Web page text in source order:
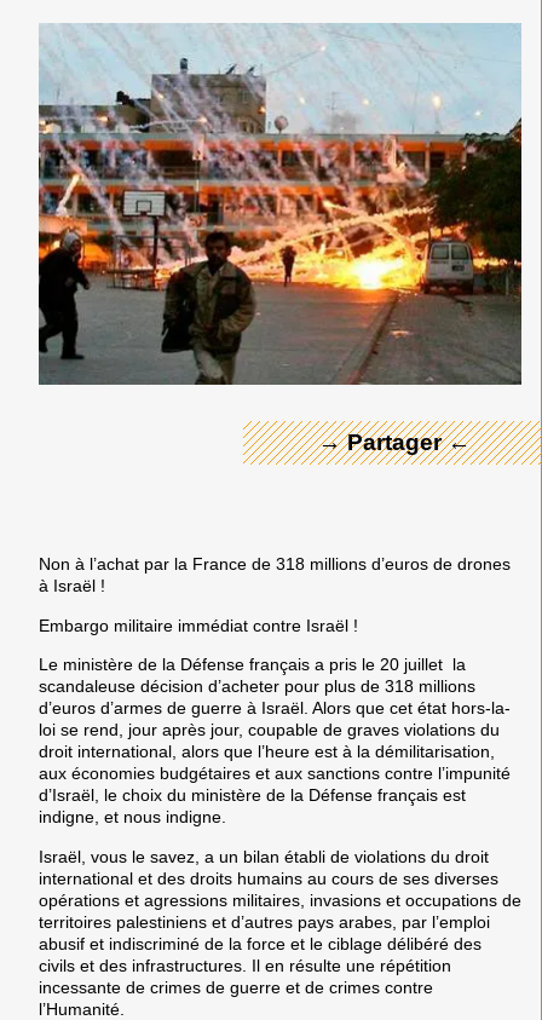
→ Partager ←
← Merci ! →
Non à l’achat par la France de 318 millions d’euros de drones
à Israël !
Embargo militaire immédiat contre Israël !
Le ministère de la Défense français a pris le 20 juillet la
scandaleuse décision d’acheter pour plus de 318 millions
d’euros d’armes de guerre à Israël. Alors que cet état hors-la-
loi se rend, jour après jour, coupable de graves violations du
droit international, alors que l’heure est à la démilitarisation,
aux économies budgétaires et aux sanctions contre l’impunité
d’Israël, le choix du ministère de la Défense français est
indigne, et nous indigne.
Israël, vous le savez, a un bilan établi de violations du droit
international et des droits humains au cours de ses diverses
opérations et agressions militaires, invasions et occupations de
territoires palestiniens et d’autres pays arabes, par l’emploi
abusif et indiscriminé de la force et le ciblage délibéré des
civils et des infrastructures. Il en résulte une répétition
incessante de crimes de guerre et de crimes contre
l’Humanité.